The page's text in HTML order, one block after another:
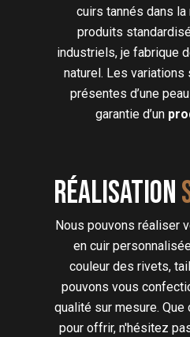
cuirs tannés dans
produits
industriels, je fabrique
naturel. Les variations
présentes d’une peau
garantie d’un
Réalisation
Nous pouvons réaliser
en cuir
couleur des rivets,
pouvons vous
qualité sur mesure.
pour offrir, n'hésitez